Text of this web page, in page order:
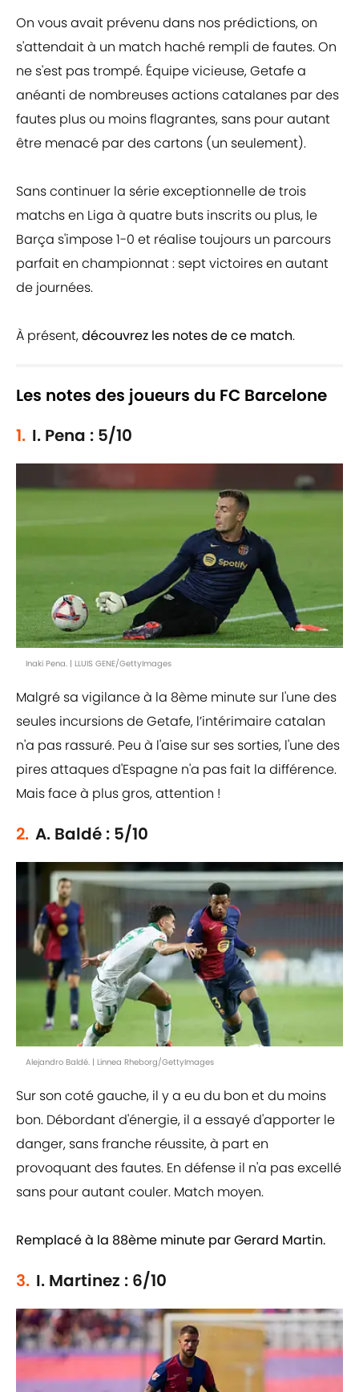
On vous avait prévenu dans nos prédictions, on
s'attendait à un match haché rempli de fautes. On
ne s'est pas trompé. Équipe vicieuse, Getafe a
anéanti de nombreuses actions catalanes par des
fautes plus ou moins flagrantes, sans pour autant
être menacé par des cartons (un seulement).
Sans continuer la série exceptionnelle de trois
matchs en Liga à quatre buts inscrits ou plus, le
Barça s'impose 1-0 et réalise toujours un parcours
parfait en championnat : sept victoires en autant
de journées.
À présent,découvrez les notes de ce match.
Les notes des joueurs du FC Barcelone
1. I. Pena : 5/10
Inaki Pena. | LLUIS GENE/GettyImages
Malgré sa vigilance à la 8ème minute sur l'une des
seules incursions de Getafe, l’intérimaire catalan
n'a pas rassuré. Peu à l'aise sur ses sorties, l'une des
pires attaques d'Espagne n'a pas fait la différence.
Mais face à plus gros, attention !
2. A. Baldé : 5/10
Alejandro Baldé. | Linnea Rheborg/GettyImages
Sur son coté gauche, il y a eu du bon et du moins
bon. Débordant d'énergie, il a essayé d'apporter le
danger, sans franche réussite, à part en
provoquant des fautes. En défense il n'a pas excellé
sans pour autant couler. Match moyen.
Remplacé à la 88ème minute par Gerard Martin.
3. I. Martinez : 6/10